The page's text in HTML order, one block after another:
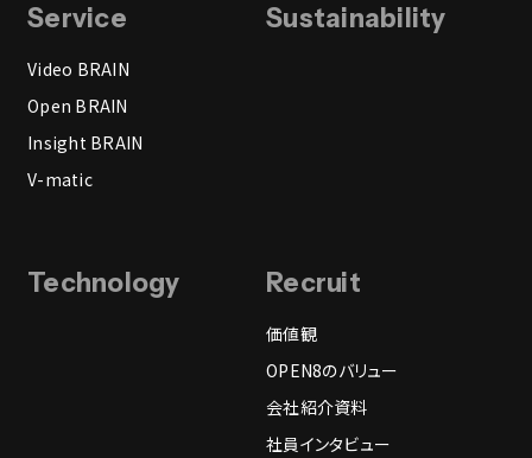
Service
Video BRAIN
Open BRAIN
Insight BRAIN
V-matic
Technology Recruit
価値観
OPEN8のバリュー
会社紹介資料
社員インタビュー
Sustainability